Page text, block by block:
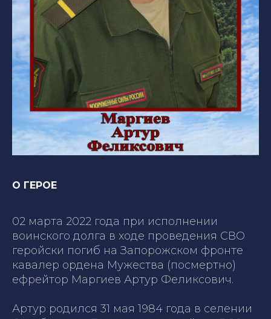
О ГЕРОЕ
02 марта 2022 года при исполнении
воинского долга в ходе проведения СВО
геройски погиб на Запорожском фронте
кавалер ордена Мужества (посмертно)
ефрейтор Маргиев Артур Феликсович.
Артур родился 31 мая 1984 года в селении